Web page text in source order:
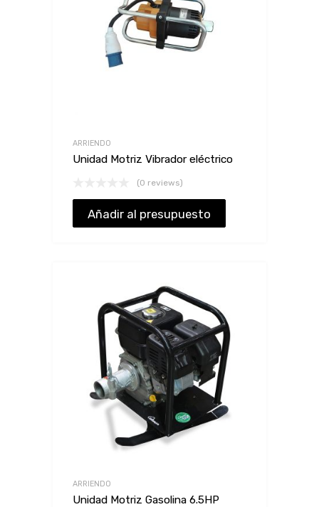
ARRIENDO
Unidad Motriz Vibrador eléctrico
(0 reviews)
Añadir al presupuesto
ARRIENDO
Unidad Motriz Gasolina 6.5HP